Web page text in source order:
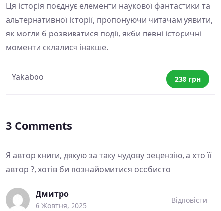
Ця історія поєднує елементи наукової фантастики та
альтернативної історії, пропонуючи читачам уявити,
як могли б розвиватися події, якби певні історичні
моменти склалися інакше.
Yakaboo 238 грн
3 Comments
Я автор книги, дякую за таку чудову рецензію, а хто її
автор ?, хотів би познайомитися особисто
Дмитро
6 Жовтня, 2025
Відповіcти